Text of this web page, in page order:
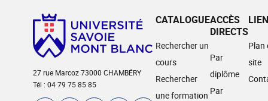
27 rue Marcoz 73000 CHAMBÉRY
Tél : 04 79 75 85 85
CATALOGUE
Rechercher un
cours
Rechercher
une formation
ACCÈS
DIRECTS
Par
diplôme
Par
Plan
site